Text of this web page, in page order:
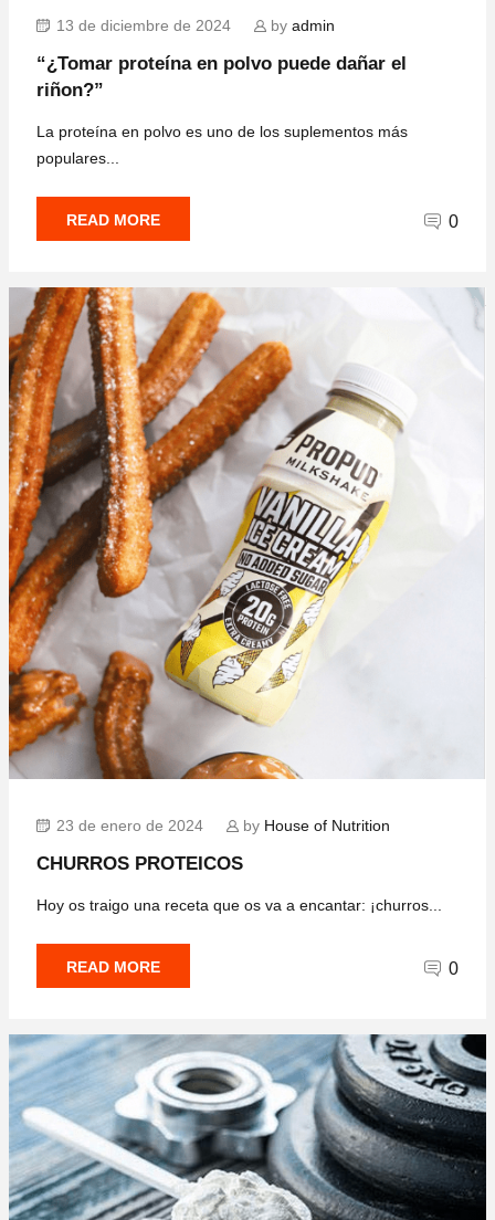
13 de diciembre de 2024 by admin
“¿Tomar proteína en polvo puede dañar el
riñon?”
La proteína en polvo es uno de los suplementos más
populares...
READ MORE 0
23 de enero de 2024 by House of Nutrition
CHURROS PROTEICOS
Hoy os traigo una receta que os va a encantar: ¡churros...
READ MORE 0